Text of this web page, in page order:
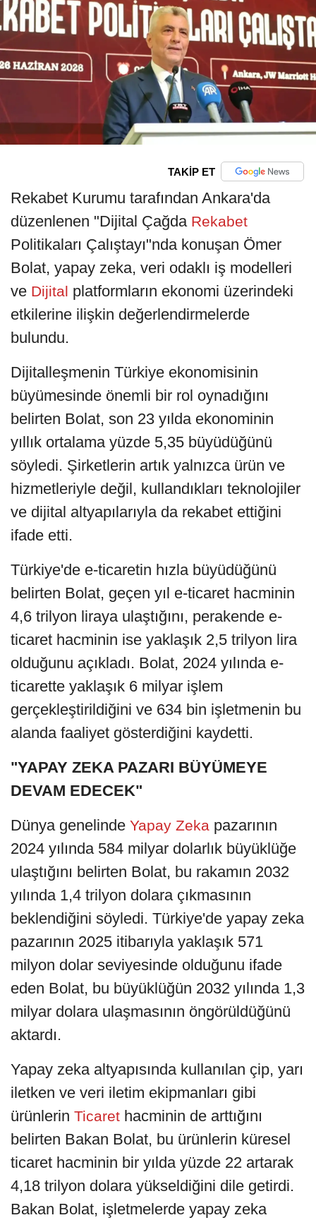
TAKİP ET
Rekabet Kurumu tarafından Ankara'da
düzenlenen "Dijital Çağda Rekabet
Politikaları Çalıştayı"nda konuşan Ömer
Bolat, yapay zeka, veri odaklı iş modelleri
ve Dijital platformların ekonomi üzerindeki
etkilerine ilişkin değerlendirmelerde
bulundu.
Dijitalleşmenin Türkiye ekonomisinin
büyümesinde önemli bir rol oynadığını
belirten Bolat, son 23 yılda ekonominin
yıllık ortalama yüzde 5,35 büyüdüğünü
söyledi. Şirketlerin artık yalnızca ürün ve
hizmetleriyle değil, kullandıkları teknolojiler
ve dijital altyapılarıyla da rekabet ettiğini
ifade etti.
Türkiye'de e-ticaretin hızla büyüdüğünü
belirten Bolat, geçen yıl e-ticaret hacminin
4,6 trilyon liraya ulaştığını, perakende e-
ticaret hacminin ise yaklaşık 2,5 trilyon lira
olduğunu açıkladı. Bolat, 2024 yılında e-
ticarette yaklaşık 6 milyar işlem
gerçekleştirildiğini ve 634 bin işletmenin bu
alanda faaliyet gösterdiğini kaydetti.
"YAPAY ZEKA PAZARI BÜYÜMEYE
DEVAM EDECEK"
Dünya genelinde Yapay Zeka pazarının
2024 yılında 584 milyar dolarlık büyüklüğe
ulaştığını belirten Bolat, bu rakamın 2032
yılında 1,4 trilyon dolara çıkmasının
beklendiğini söyledi. Türkiye'de yapay zeka
pazarının 2025 itibarıyla yaklaşık 571
milyon dolar seviyesinde olduğunu ifade
eden Bolat, bu büyüklüğün 2032 yılında 1,3
milyar dolara ulaşmasının öngörüldüğünü
aktardı.
Yapay zeka altyapısında kullanılan çip, yarı
iletken ve veri iletim ekipmanları gibi
ürünlerin Ticaret hacminin de arttığını
belirten Bakan Bolat, bu ürünlerin küresel
ticaret hacminin bir yılda yüzde 22 artarak
4,18 trilyon dolara yükseldiğini dile getirdi.
Bakan Bolat, işletmelerde yapay zeka